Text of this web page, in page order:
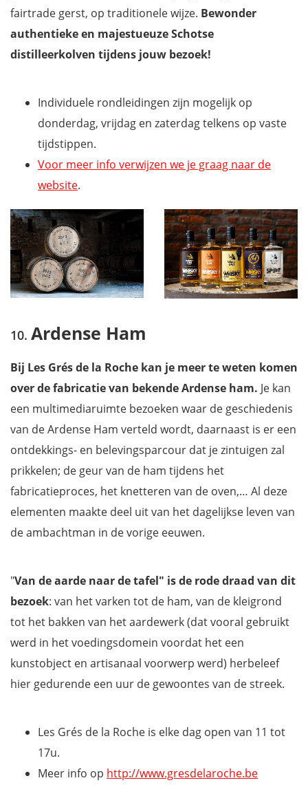
fairtrade gerst, op traditionele wijze. Bewonder
authentieke en majestueuze Schotse
distilleerkolven tijdens jouw bezoek!
Individuele rondleidingen zijn mogelijk op
donderdag, vrijdag en zaterdag telkens op vaste
tijdstippen.
Voor meer info verwijzen we je graag naar de
website.
Ardense Ham
Bij Les Grés de la Roche kan je meer te weten komen
over de fabricatie van bekende Ardense ham. Je kan
een multimediaruimte bezoeken waar de geschiedenis
van de Ardense Ham verteld wordt, daarnaast is er een
ontdekkings- en belevingsparcour dat je zintuigen zal
prikkelen; de geur van de ham tijdens het
fabricatieproces, het knetteren van de oven,… Al deze
elementen maakte deel uit van het dagelijkse leven van
de ambachtman in de vorige eeuwen.
"Van de aarde naar de tafel" is de rode draad van dit
bezoek: van het varken tot de ham, van de kleigrond
tot het bakken van het aardewerk (dat vooral gebruikt
werd in het voedingsdomein voordat het een
kunstobject en artisanaal voorwerp werd) herbeleef
hier gedurende een uur de gewoontes van de streek.
Les Grés de la Roche is elke dag open van 11 tot
17u.
Meer info op http://www.gresdelaroche.be